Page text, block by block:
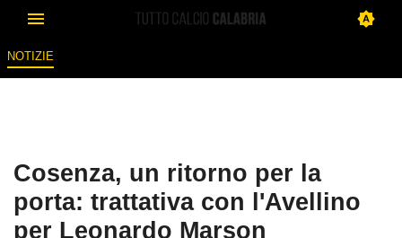
NOTIZIE
Cosenza, un ritorno per la
porta: trattativa con l'Avellino
per Leonardo Marson